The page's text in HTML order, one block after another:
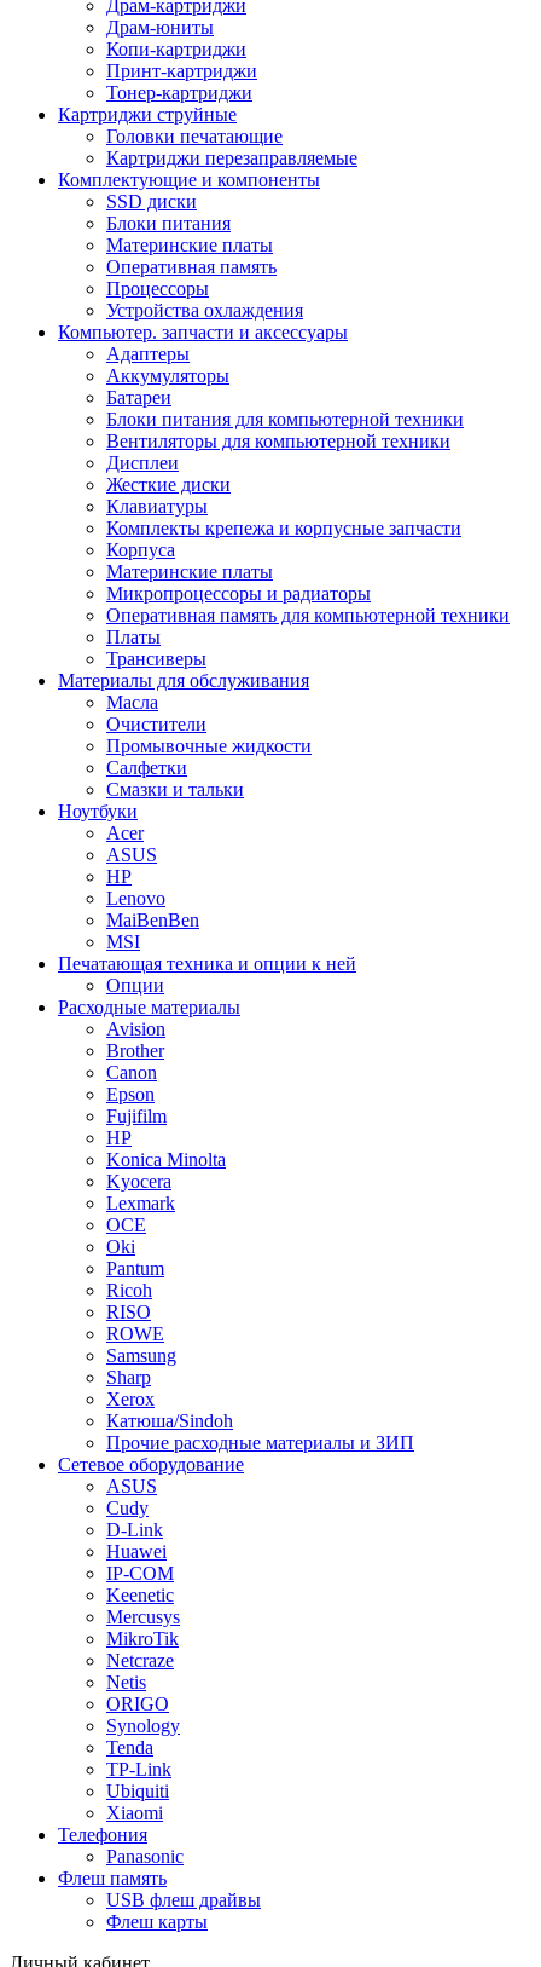
Драм-картриджи
Драм-юниты
Копи-картриджи
Принт-картриджи
Тонер-картриджи
Картриджи струйные
Головки печатающие
Картриджи перезаправляемые
Комплектующие и компоненты
SSD диски
Блоки питания
Материнские платы
Оперативная память
Процессоры
Устройства охлаждения
Компьютер. запчасти и аксессуары
Адаптеры
Аккумуляторы
Батареи
Блоки питания для компьютерной техники
Вентиляторы для компьютерной техники
Дисплеи
Жесткие диски
Клавиатуры
Комплекты крепежа и корпусные запчасти
Корпуса
Материнские платы
Микропроцессоры и радиаторы
Оперативная память для компьютерной техники
Платы
Трансиверы
Материалы для обслуживания
Масла
Очистители
Промывочные жидкости
Салфетки
Смазки и тальки
Ноутбуки
Acer
ASUS
HP
Lenovo
MaiBenBen
MSI
Печатающая техника и опции к ней
Опции
Расходные материалы
Avision
Brother
Canon
Epson
Fujifilm
HP
Konica Minolta
Kyocera
Lexmark
OCE
Oki
Pantum
Ricoh
RISO
ROWE
Samsung
Sharp
Xerox
Катюша/Sindoh
Прочие расходные материалы и ЗИП
Сетевое оборудование
ASUS
Cudy
D-Link
Huawei
IP-COM
Keenetic
Mercusys
MikroTik
Netcraze
Netis
ORIGO
Synology
Tenda
TP-Link
Ubiquiti
Xiaomi
Телефония
Panasonic
Флеш память
USB флеш драйвы
Флеш карты
Личный кабинет